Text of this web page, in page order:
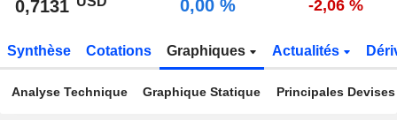
0,7131 0,00 % -2,06 %
Synthèse Cotations Graphiques Actualités
Analyse Technique Graphique Statique Principales Devises